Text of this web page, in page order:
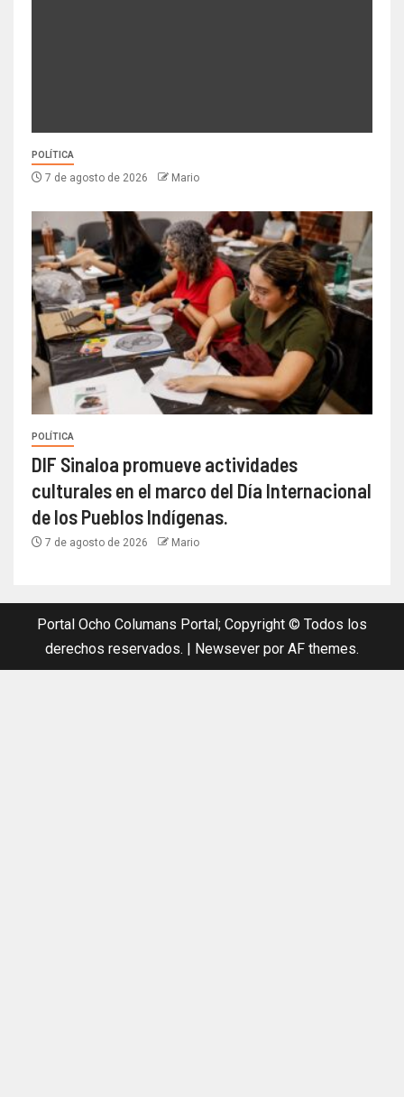
POLÍTICA
7 de agosto de 2026 Mario
POLÍTICA
DIF Sinaloa promueve actividades
culturales en el marco del Día Internacional
de los Pueblos Indígenas.
7 de agosto de 2026 Mario
Portal Ocho Columans Portal; Copyright © Todos los
derechos reservados. | Newsever por AF themes.